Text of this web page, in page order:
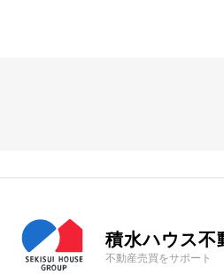
積水ハウス不
不動産売買をサポート